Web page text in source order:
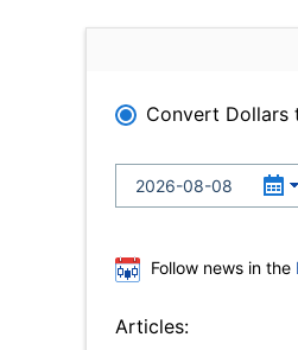
Convert Dollars
Follow news in the
Articles: